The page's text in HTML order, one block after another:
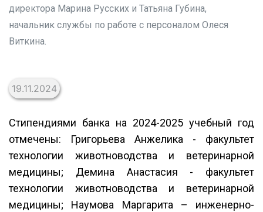
директора Марина Русских и Татьяна Губина,
начальник службы по работе с персоналом Олеся
Виткина.
19.11.2024
Стипендиями банка на 2024-2025 учебный год
отмечены: Григорьева Анжелика - факультет
технологии животноводства и ветеринарной
медицины; Демина Анастасия - факультет
технологии животноводства и ветеринарной
медицины; Наумова Маргарита – инженерно-